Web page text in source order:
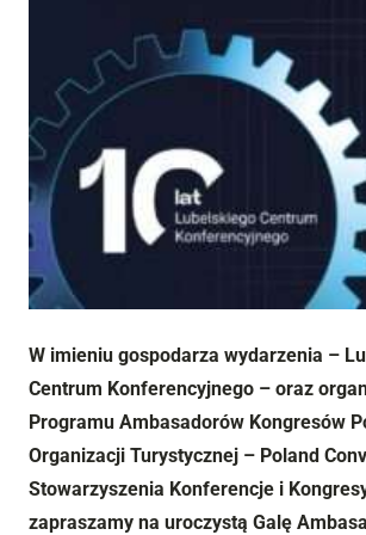
W imieniu gospodarza wydarzenia –
Centrum Konferencyjnego – oraz
Programu Ambasadorów Kongresów
Organizacji Turystycznej – Poland
Stowarzyszenia Konferencje i
zapraszamy na uroczystą Galę